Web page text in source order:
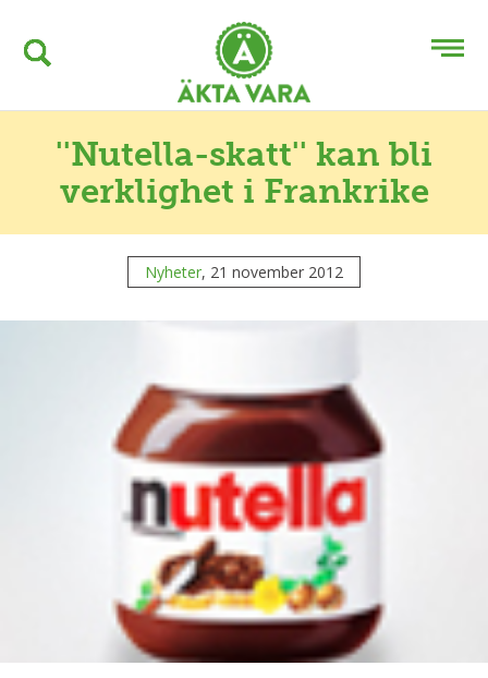
''Nutella-skatt'' kan bli
verklighet i Frankrike
Nyheter, 21 november 2012